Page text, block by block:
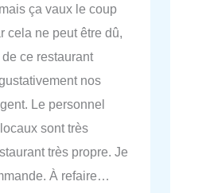
ça vaux le coup
cela ne peut être dû,
ce restaurant
nos
Le personnel
sont très
très propre. Je
À refaire…